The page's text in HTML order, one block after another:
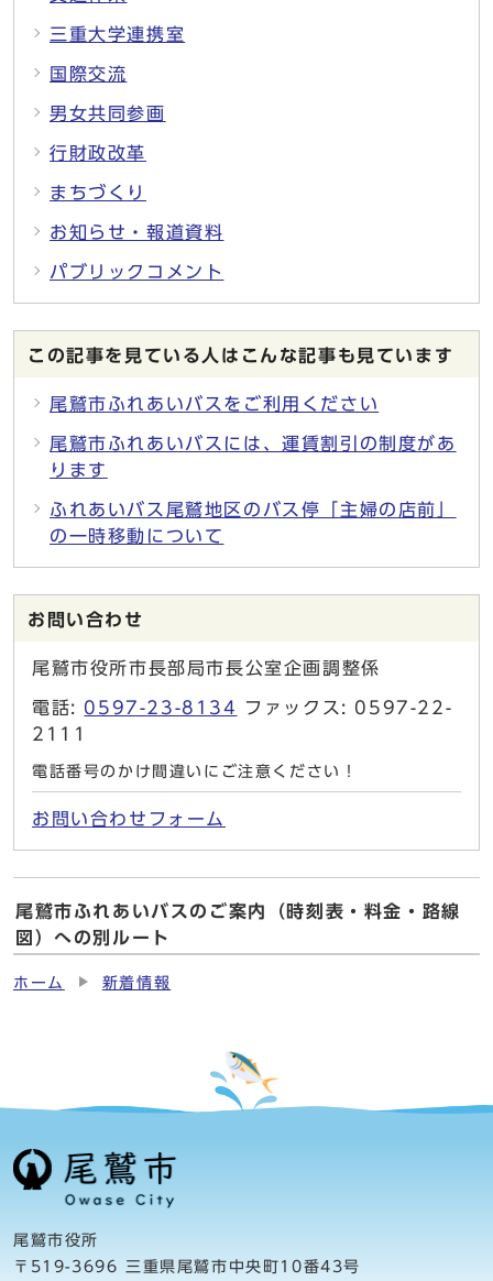
三重大学連携室
国際交流
男女共同参画
行財政改革
まちづくり
お知らせ・報道資料
パブリックコメント
この記事を見ている人はこんな記事も見ています
尾鷲市ふれあいバスをご利用ください
尾鷲市ふれあいバスには、運賃割引の制度があ
ります
ふれあいバス尾鷲地区のバス停「主婦の店前」
の一時移動について
お問い合わせ
尾鷲市役所市長部局市長公室企画調整係
電話: 0597-23-8134
ファックス: 0597-22-
2111
電話番号のかけ間違いにご注意ください！
お問い合わせフォーム
尾鷲市ふれあいバスのご案内（時刻表・料金・路線
図）への別ルート
ホーム 新着情報
尾鷲市役所
〒519-3696 三重県尾鷲市中央町10番43号